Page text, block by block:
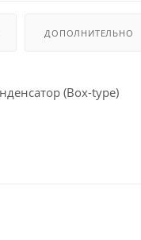
ДОПОЛНИТЕЛЬНО
(Box-type)